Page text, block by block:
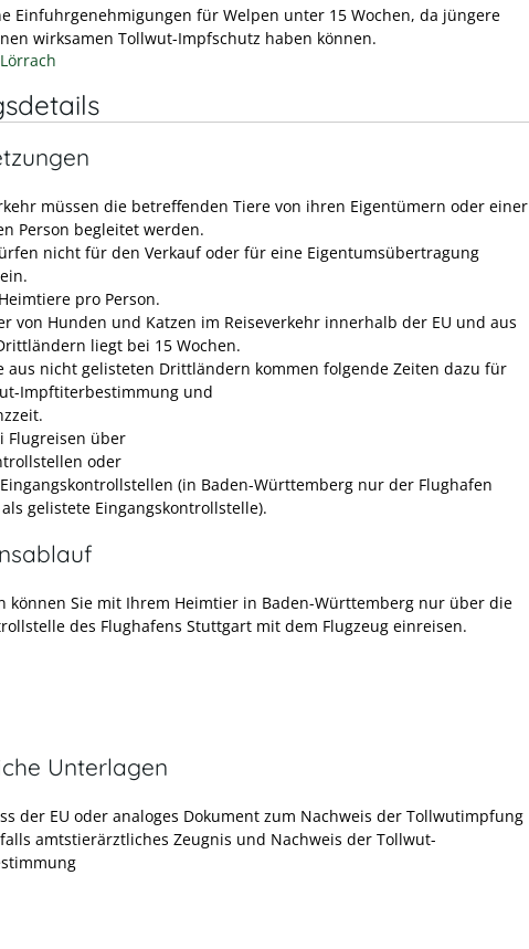
Einfuhrgenehmigungen für Welpen unter 15 Wochen, da jüngere
wirksamen Tollwut-Impfschutz haben können.
müssen die betreffenden Tiere von ihren Eigentümern oder einer
Person begleitet werden.
nicht für den Verkauf oder für eine Eigentumsübertragung
pro Person.
von Hunden und Katzen im Reiseverkehr innerhalb der EU und aus
liegt bei 15 Wochen.
aus nicht gelisteten Drittländern kommen folgende Zeiten dazu für
Impftiterbestimmung und
Flugreisen über
oder
(in Baden-Württemberg nur der Flughafen
gelistete Eingangskontrollstelle).
können Sie mit Ihrem Heimtier in Baden-Württemberg nur über die
des Flughafens Stuttgart mit dem Flugzeug einreisen.
Unterlagen
der EU oder analoges Dokument zum Nachweis der Tollwutimpfung
amtstierärztliches Zeugnis und Nachweis der Tollwut-